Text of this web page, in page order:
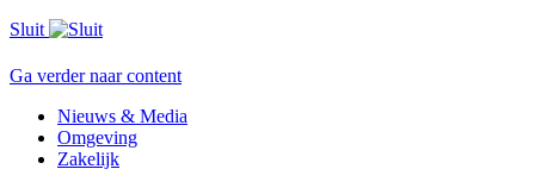
Sluit
Ga verder naar content
Nieuws & Media
Omgeving
Zakelijk